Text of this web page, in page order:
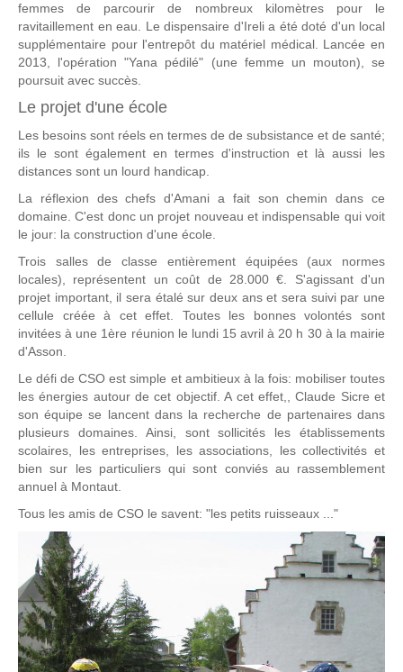
femmes de parcourir de nombreux kilomètres pour le
ravitaillement en eau. Le dispensaire d'Ireli a été doté d'un local
supplémentaire pour l'entrepôt du matériel médical. Lancée en
2013, l'opération "Yana pédilé" (une femme un mouton), se
poursuit avec succès.
Le projet d'une école
Les besoins sont réels en termes de de subsistance et de santé;
ils le sont également en termes d'instruction et là aussi les
distances sont un lourd handicap.
La réflexion des chefs d'Amani a fait son chemin dans ce
domaine. C'est donc un projet nouveau et indispensable qui voit
le jour: la construction d'une école.
Trois salles de classe entièrement équipées (aux normes
locales), représentent un coût de 28.000 €. S'agissant d'un
projet important, il sera étalé sur deux ans et sera suivi par une
cellule créée à cet effet. Toutes les bonnes volontés sont
invitées à une 1ère réunion le lundi 15 avril à 20 h 30 à la mairie
d'Asson.
Le défi de CSO est simple et ambitieux à la fois: mobiliser toutes
les énergies autour de cet objectif. A cet effet,, Claude Sicre et
son équipe se lancent dans la recherche de partenaires dans
plusieurs domaines. Ainsi, sont sollicités les établissements
scolaires, les entreprises, les associations, les collectivités et
bien sur les particuliers qui sont conviés au rassemblement
annuel à Montaut.
Tous les amis de CSO le savent: "les petits ruisseaux ..."